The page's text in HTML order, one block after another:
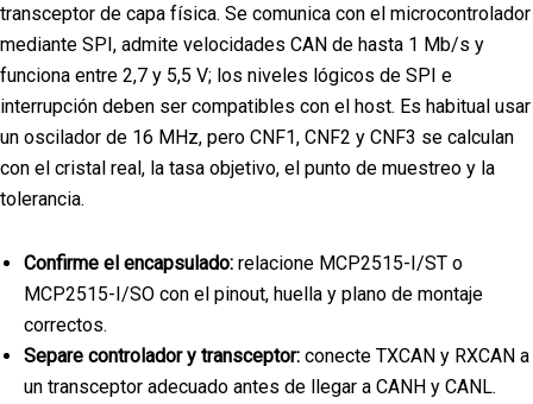
transceptor de capa física. Se comunica con el microcontrolador
mediante SPI, admite velocidades CAN de hasta 1 Mb/s y
funciona entre 2,7 y 5,5 V; los niveles lógicos de SPI e
interrupción deben ser compatibles con el host. Es habitual usar
un oscilador de 16 MHz, pero CNF1, CNF2 y CNF3 se calculan
con el cristal real, la tasa objetivo, el punto de muestreo y la
tolerancia.
Confirme el encapsulado: relacione MCP2515-I/ST o
MCP2515-I/SO con el pinout, huella y plano de montaje
correctos.
Separe controlador y transceptor: conecte TXCAN y RXCAN a
un transceptor adecuado antes de llegar a CANH y CANL.